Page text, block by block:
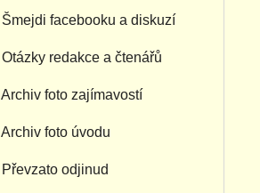
Šmejdi facebooku a diskuzí
Otázky redakce a čtenářů
Archiv foto zajímavostí
Archiv foto úvodu
Převzato odjinud